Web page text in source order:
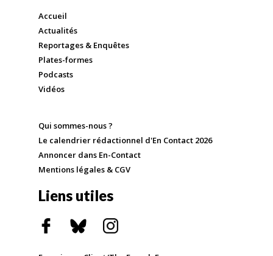
Accueil
Actualités
Reportages & Enquêtes
Plates-formes
Podcasts
Vidéos
Qui sommes-nous ?
Le calendrier rédactionnel d'En Contact 2026
Annoncer dans En-Contact
Mentions légales & CGV
Liens utiles